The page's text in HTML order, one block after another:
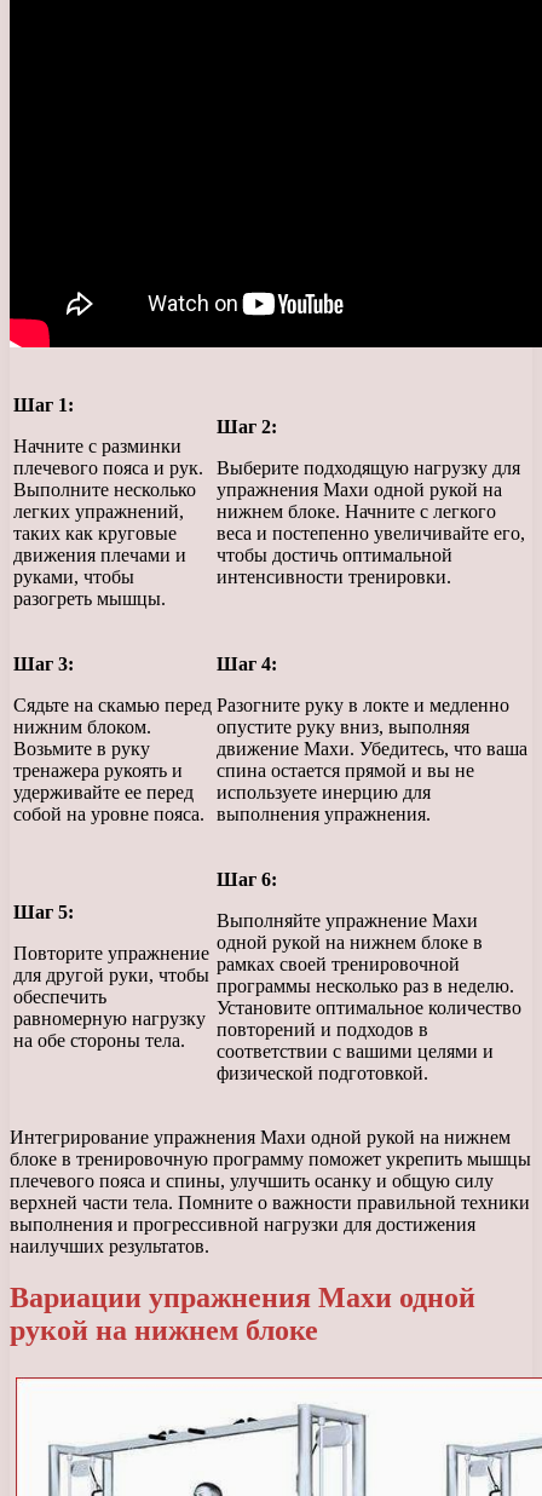
Шаг 1:
Начните с разминки
плечевого пояса и рук.
Выполните несколько
легких упражнений,
таких как круговые
движения плечами и
руками, чтобы
разогреть мышцы.
Шаг 2:
Выберите подходящую нагрузку для
упражнения Махи одной рукой на
нижнем блоке. Начните с легкого
веса и постепенно увеличивайте его,
чтобы достичь оптимальной
интенсивности тренировки.
Шаг 3:
Сядьте на скамью перед
нижним блоком.
Возьмите в руку
тренажера рукоять и
удерживайте ее перед
собой на уровне пояса.
Шаг 4:
Разогните руку в локте и медленно
опустите руку вниз, выполняя
движение Махи. Убедитесь, что ваша
спина остается прямой и вы не
используете инерцию для
выполнения упражнения.
Шаг 5:
Повторите упражнение
для другой руки, чтобы
обеспечить
равномерную нагрузку
на обе стороны тела.
Шаг 6:
Выполняйте упражнение Махи
одной рукой на нижнем блоке в
рамках своей тренировочной
программы несколько раз в неделю.
Установите оптимальное количество
повторений и подходов в
соответствии с вашими целями и
физической подготовкой.
Интегрирование упражнения Махи одной рукой на нижнем
блоке в тренировочную программу поможет укрепить мышцы
плечевого пояса и спины, улучшить осанку и общую силу
верхней части тела. Помните о важности правильной техники
выполнения и прогрессивной нагрузки для достижения
наилучших результатов.
Вариации упражнения Махи одной
рукой на нижнем блоке